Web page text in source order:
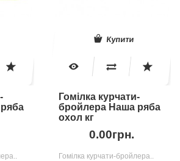
Купити
Гомілка курчати-
бройлера Наша ряба
охол кг
0.00грн.
Гомілка курчати-бройлера..